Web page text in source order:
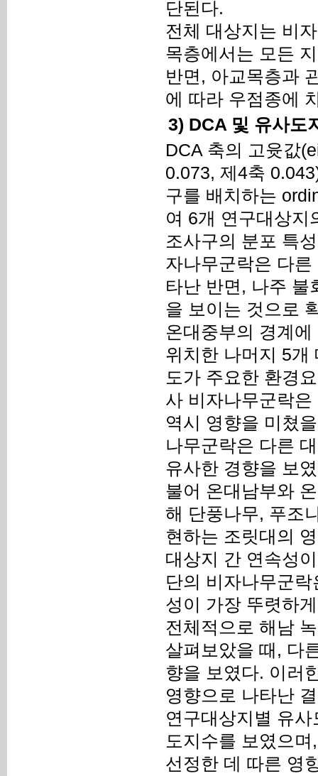
단된다.
전체 대상지는 비
목층에서는 모든
반면, 아교목층과
에 따라 우점종에
3) DCA 및 유사도
DCA 축의 고윳값
0.073, 제4축
구를 배치하는
여 6개 연구대상지
조사구의 분포 특
자나무군락은 다
타난 반면, 나주 불
을 보이는 것으로
온대중부의 경계
위치한 나머지 5개
도가 주요한 환경
사 비자나무군락
역시 영향을 미쳤
나무군락은 다른
유사한 경향을 보
불어 온대남부와
해 단풍나무, 푸조
현하는 조릿대의
대상지 간 연속성
단의 비자나무군
성이 가장 뚜렷하
전체적으로 해남
살펴보았을 때, 다
향을 보였다. 이러
영향으로 나타난
연구대상지별 유
도지수를 보였으
선정한 데 따른 영